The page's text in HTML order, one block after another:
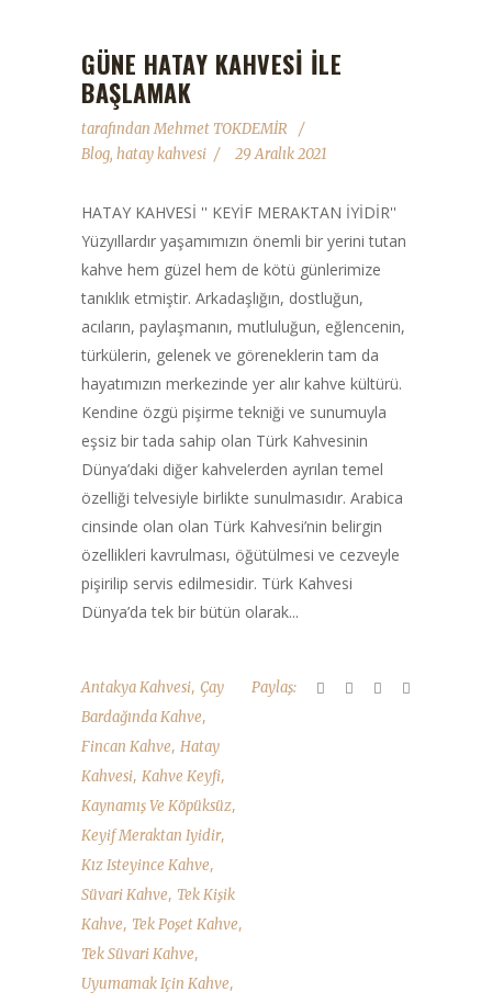
GÜNE HATAY KAHVESI ILE
BAŞLAMAK
tarafındanMehmet TOKDEMİR
Blog, hatay kahvesi 29 Aralık 2021
HATAY KAHVESİ '' KEYİF MERAKTAN İYİDİR''
Yüzyıllardır yaşamımızın önemli bir yerini tutan
kahve hem güzel hem de kötü günlerimize
tanıklık etmiştir. Arkadaşlığın, dostluğun,
acıların, paylaşmanın, mutluluğun, eğlencenin,
türkülerin, gelenek ve göreneklerin tam da
hayatımızın merkezinde yer alır kahve kültürü.
Kendine özgü pişirme tekniği ve sunumuyla
eşsiz bir tada sahip olan Türk Kahvesinin
Dünya’daki diğer kahvelerden ayrılan temel
özelliği telvesiyle birlikte sunulmasıdır. Arabica
cinsinde olan olan Türk Kahvesi’nin belirgin
özellikleri kavrulması, öğütülmesi ve cezveyle
pişirilip servis edilmesidir. Türk Kahvesi
Dünya’da tek bir bütün olarak...
Antakya Kahvesi, Çay
Bardağında Kahve,
Fincan Kahve, Hatay
Kahvesi, Kahve Keyfi,
Kaynamış Ve Köpüksüz,
Keyif Meraktan Iyidir,
Kız Isteyince Kahve,
Süvari Kahve, Tek Kişik
Kahve, Tek Poşet Kahve,
Tek Süvari Kahve,
Uyumamak Için Kahve,
Paylaş: